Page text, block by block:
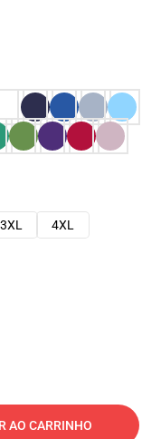
3XL
4XL
AO CARRINHO